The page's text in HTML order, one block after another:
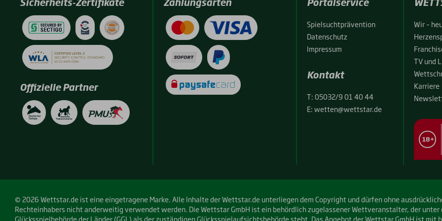
Offizielle Partner
Spiel­sucht­prä­ven­ti­on
Daten­schutz
Impres­sum
Kontakt
T:05032/9 01 40 44
E:wetten@wettstar.de
Wir –
TV und
Kar­rie­re
18+
© 2026 Wettstar.de ist eine eingetragene Marke. Alle Inhalte der Wettstar.de unterliegen dem Copyright und dürfen ohne
Rechteinhabers nicht anderweitig verwendet werden. Die Wettstar GmbH ist ein behördlich zugelassener Wettveranstalter, der unter
Glücksspielbehörde der Länder (GGL ) als der zuständigen Glücksspielaufsichtsbehörde steht. Das Angebot der Wettstar GmbH ist mit